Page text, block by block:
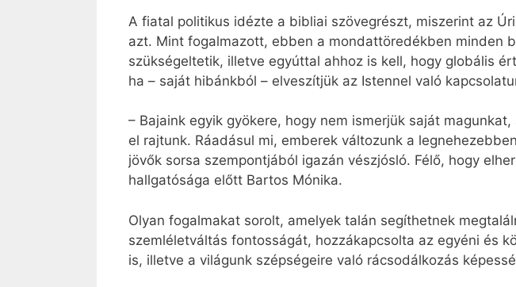
A fiatal politikus idézte a bibliai szövegrészt, miszerint az
azt. Mint fogalmazott, ebben a mondattöredékben minden
szükségeltetik, illetve egyúttal ahhoz is kell, hogy globális
ha – saját hibánkból – elveszítjük az Istennel való
– Bajaink egyik gyökere, hogy nem ismerjük saját
el rajtunk. Ráadásul mi, emberek változunk a
jövők sorsa szempontjából igazán vészjósló. Félő, hogy
hallgatósága előtt Bartos Mónika.
Olyan fogalmakat sorolt, amelyek talán segíthetnek
szemléletváltás fontosságát, hozzákapcsolta az egyéni és
is, illetve a világunk szépségeire való rácsodálkozás